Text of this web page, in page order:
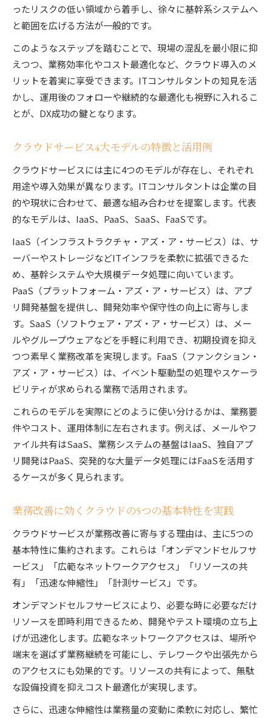
ったリスクの低い領域から着手し、徐々に基幹系システムへ
と範囲を広げる方法が一般的です。
このようなステップを踏むことで、現場の混乱を最小限に抑
えつつ、業務効率化やコスト最適化など、クラウド導入のメ
リットを着実に享受できます。ITコンサルタントの知見を活
かし、運用後のフォローや継続的な最適化も視野に入れるこ
とが、DX成功の鍵となります。
クラウドサービス4大モデルの特徴と活用例
クラウドサービスには主に4つのモデルが存在し、それぞれ
用途や導入効果が異なります。ITコンサルタントは企業の目
的や現状に合わせて、最適な組み合わせを提案します。代表
的なモデルは、IaaS、PaaS、SaaS、FaaSです。
IaaS（インフラストラクチャ・アズ・ア・サービス）は、サ
ーバーやストレージなどITインフラを柔軟に拡張できるた
め、基幹システムや大規模データ処理に向いています。
PaaS（プラットフォーム・アズ・ア・サービス）は、アプ
リ開発基盤を提供し、開発効率や保守性の向上に寄与しま
す。SaaS（ソフトウェア・アズ・ア・サービス）は、メー
ルやグループウェアなどを手軽に利用でき、初期投資を抑え
つつ素早く業務改革を実現します。FaaS（ファンクション・
アズ・ア・サービス）は、イベント駆動型の処理やスケーラ
ビリティが求められる業務で活用されます。
これらのモデルを実際にどのように使い分けるかは、業務要
件やコスト、運用体制に左右されます。例えば、メールやフ
ァイル共有はSaaS、業務システムの基盤はIaaS、独自アプ
リ開発はPaaS、突発的な大量データ処理にはFaaSを活用す
るケースが多く見られます。
業務改善に効くクラウドの5つの基本特性を実践
クラウドサービスが業務改善に寄与する理由は、主に5つの
基本特性に集約されます。これらは「オンデマンドセルフサ
ービス」「広範なネットワークアクセス」「リソースの共
有」「迅速な伸縮性」「計測サービス」です。
オンデマンドセルフサービスにより、必要な時に必要なだけ
リソースを即時利用できるため、開発やテスト環境の立ち上
げが迅速化します。広範なネットワークアクセスは、場所や
端末を選ばず業務継続を可能にし、テレワークや出張先から
のアクセスにも効果的です。リソースの共有によって、無駄
な設備投資を抑えコスト最適化が実現します。
さらに、迅速な伸縮性は業務量の変動に柔軟に対応し、繁忙